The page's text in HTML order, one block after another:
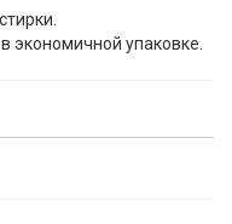
экономичной упаковке.